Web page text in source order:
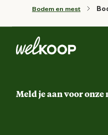
Bodem en mest
Meld je aan voor